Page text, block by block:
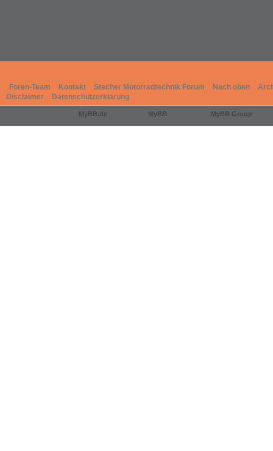
Foren-Team Kontakt Stecher Motorradtechnik Forum Nach oben
Disclaimer
Datenschutzerklärung
MyBB.de MyBB MyBB Group